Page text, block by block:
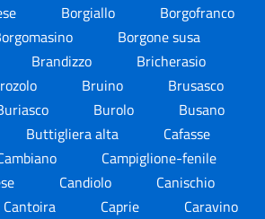
Borgiallo
Borgofranco
Borgone susa
Brandizzo
Bricherasio
Bruino
Brusasco
Burolo
Busano
Buttigliera alta
Cafasse
Campiglione-fenile
Candiolo
Canischio
Cantoira Caprie
Caravino